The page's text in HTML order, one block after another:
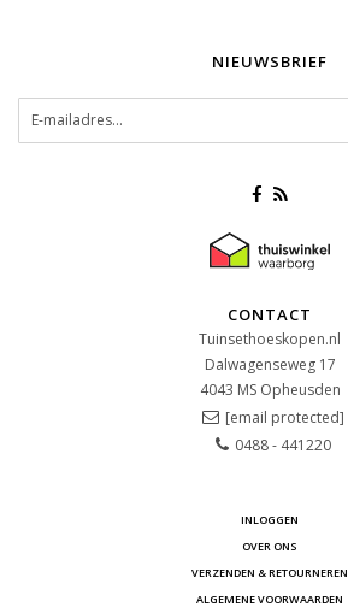
NIEUWSBRIEF
CONTACT
Tuinsethoeskopen.nl
Dalwagenseweg 17
4043 MS Opheusden
[email protected]
0488 - 441220
INLOGGEN
OVER ONS
VERZENDEN & RETOURNEREN
ALGEMENE VOORWAARDEN